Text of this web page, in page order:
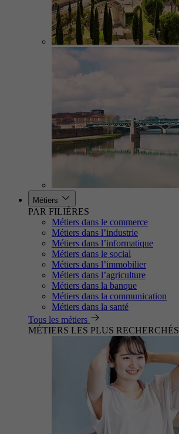
Métiers
PAR FILIÈRES
Métiers dans le commerce
Métiers dans l’industrie
Métiers dans l’informatique
Métiers dans le social
Métiers dans l’immobilier
Métiers dans l’agriculture
Métiers dans la banque
Métiers dans la communication
Métiers dans la santé
Tous les métiers
MÉTIERS LES PLUS RECHERCHÉS